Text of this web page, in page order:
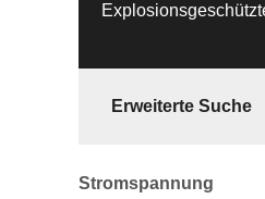
Erweiterte Suche
Stromspannung